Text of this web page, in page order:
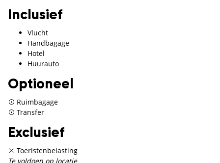
Inclusief
Vlucht
Handbagage
Hotel
Huurauto
Optioneel
Ruimbagage
Transfer
Exclusief
Toeristenbelasting
Te voldoen op locatie